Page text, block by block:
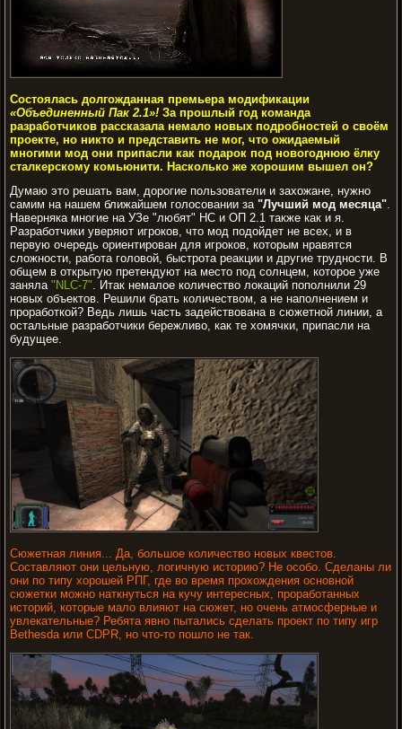
Состоялась долгожданная премьера модификации
«Объединенный Пак 2.1»! За прошлый год команда
разработчиков рассказала немало новых подробностей о своём
проекте, но никто и представить не мог, что ожидаемый
многими мод они припасли как подарок под новогоднюю ёлку
сталкерскому комьюнити. Насколько же хорошим вышел он?
Думаю это решать вам, дорогие пользователи и захожане, нужно
самим на нашем ближайшем голосовании за "Лучший мод месяца".
Наверняка многие на УЗе "любят" НС и ОП 2.1 также как и я.
Разработчики уверяют игроков, что мод подойдет не всех, и в
первую очередь ориентирован для игроков, которым нравятся
сложности, работа головой, быстрота реакции и другие трудности. В
общем в открытую претендуют на место под солнцем, которое уже
заняла "NLC-7". Итак немалое количество локаций пополнили 29
новых объектов. Решили брать количеством, а не наполнением и
проработкой? Ведь лишь часть задействована в сюжетной линии, а
остальные разработчики бережливо, как те хомячки, припасли на
будущее.
Сюжетная линия... Да, большое количество новых квестов.
Составляют они цельную, логичную историю? Не особо. Сделаны ли
они по типу хорошей РПГ, где во время прохождения основной
сюжетки можно наткнуться на кучу интересных, проработанных
историй, которые мало влияют на сюжет, но очень атмосферные и
увлекательные? Ребята явно пытались сделать проект по типу игр
Bethesda или СDPR, но что-то пошло не так.